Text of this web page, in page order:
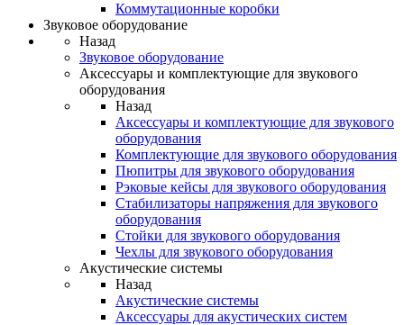
Коммутационные коробки
Звуковое оборудование
Назад
Звуковое оборудование
Аксессуары и комплектующие для звукового
оборудования
Назад
Аксессуары и комплектующие для звукового
оборудования
Комплектующие для звукового оборудования
Пюпитры для звукового оборудования
Рэковые кейсы для звукового оборудования
Стабилизаторы напряжения для звукового
оборудования
Стойки для звукового оборудования
Чехлы для звукового оборудования
Акустические системы
Назад
Акустические системы
Аксессуары для акустических систем